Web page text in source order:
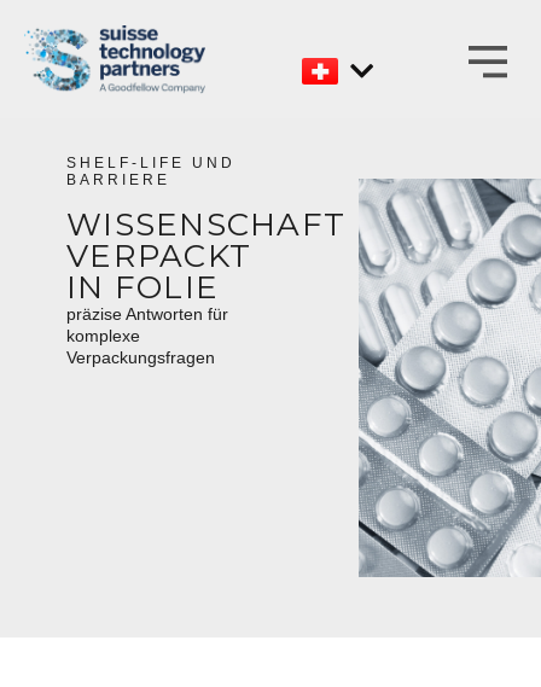
Zum
Inhalt
SHELF-LIFE UND
BARRIERE
WISSENSCHAFT
VERPACKT
IN FOLIE
präzise Antworten für
komplexe
Verpackungsfragen